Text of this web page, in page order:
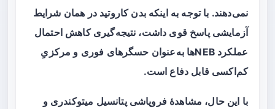
نمی‌دهند. با توجه به اینکه بدن کاروتید در همان شرایط
آزمایشی پاسخ قوی داشت، نتیجه‌گیری کاهش احتمال
عملکرد NEBها به‌عنوان حسگرهای فوری و مرکزیِ
کم‌اکسی قابل دفاع است.
با این حال، مشاهدهٔ فروپاشی پتانسیل میتوکندری و